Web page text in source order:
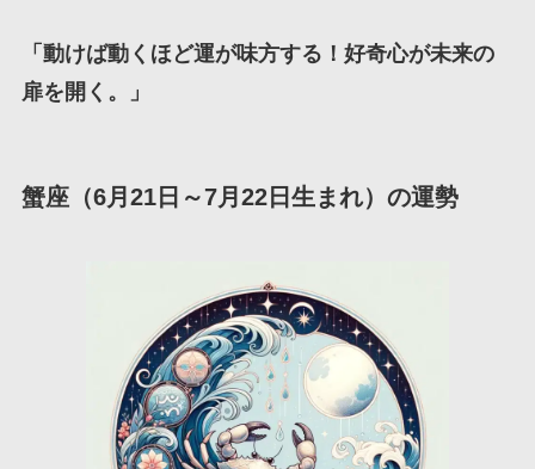
「動けば動くほど運が味方する！好奇心が未来の
扉を開く。」
蟹座（6月21日～7月22日生まれ）の運勢